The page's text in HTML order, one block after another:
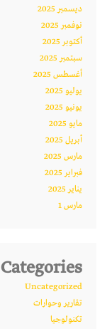
ديسمبر 2025
نوفمبر 2025
أكتوبر 2025
سبتمبر 2025
أغسطس 2025
يوليو 2025
يونيو 2025
مايو 2025
أبريل 2025
مارس 2025
فبراير 2025
يناير 2025
مارس 1
Categories
Uncategorized
تقارير وحوارات
تكنولوجيا